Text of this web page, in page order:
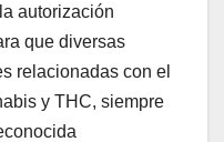
autorización
que diversas
relacionadas con el
y THC, siempre